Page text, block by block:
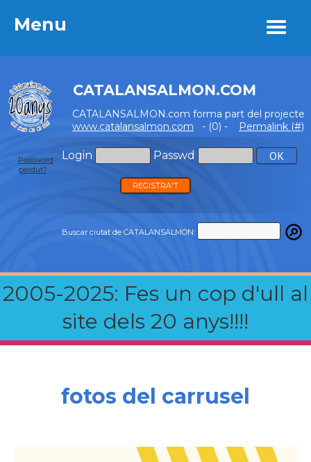
Menu
CATALANSALMON.COM
CATALANSALMON.com forma part del projecte
www.catalansalmon.com - (0) - Permalink (#)
Login Passwd
Password
perdut?
REGISTRA'T
Buscar ciutat de CATALANSALMON:
2005-2025: Fes un cop d'ull al
site dels 20 anys!!!!
Menu
fotos del carrusel